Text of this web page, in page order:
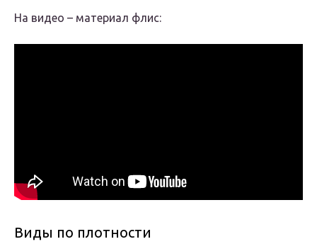
На видео – материал флис:
Виды по плотности